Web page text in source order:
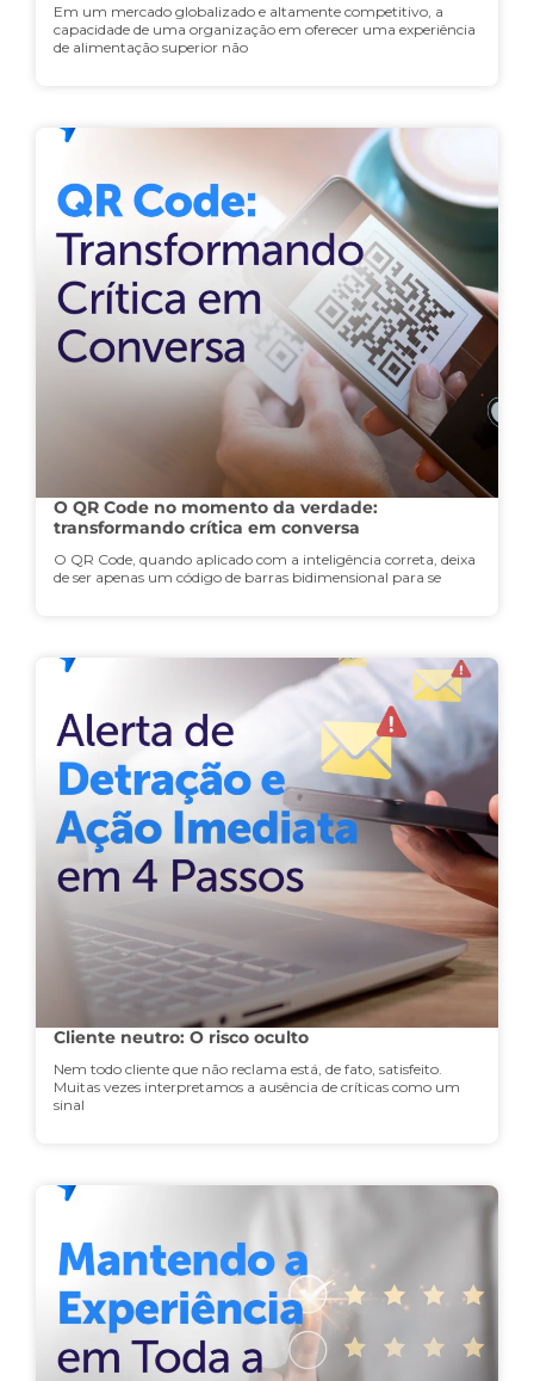
Em um mercado globalizado e altamente competitivo, a
capacidade de uma organização em oferecer uma experiência
de alimentação superior não
O QR Code no momento da verdade:
transformando crítica em conversa
O QR Code, quando aplicado com a inteligência correta, deixa
de ser apenas um código de barras bidimensional para se
Cliente neutro: O risco oculto
Nem todo cliente que não reclama está, de fato, satisfeito.
Muitas vezes interpretamos a ausência de críticas como um
sinal